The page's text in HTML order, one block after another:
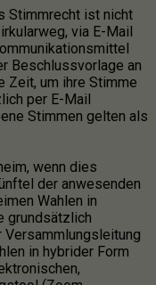
Stimmrecht ist nicht
via E-Mail
Beschlussvorlage an
Zeit, um ihre Stimme
per E-Mail
Stimmen gelten als
wenn dies
der anwesenden
Wahlen in
grundsätzlich
in hybrider Form